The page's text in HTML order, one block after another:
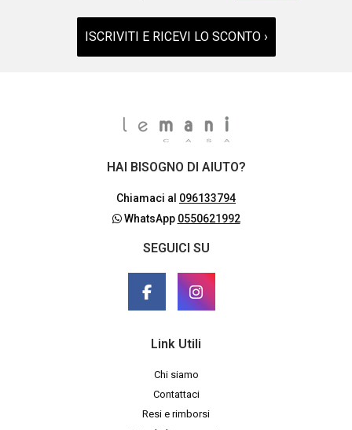
ISCRIVITI E RICEVI LO SCONTO ›
HAI BISOGNO DI AIUTO?
Chiamaci al 096133794
WhatsApp 0550621992
SEGUICI SU
Link Utili
Chi siamo
Contattaci
Resi e rimborsi